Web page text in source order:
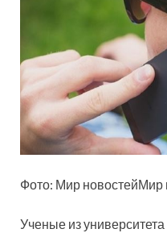
Фото: Мир новостейМир
Ученые из